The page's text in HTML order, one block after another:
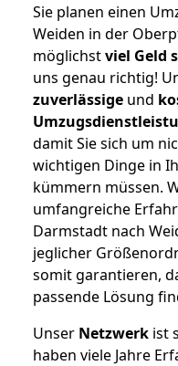
Sie planen einen
Weiden in der
möglichstviel Geld
uns genau richtig!
zuverlässige und
damit Sie sich um
wichtigen Dinge in
kümmern müssen.
umfangreiche
Darmstadt nach
jeglicher
somit garantieren,
passende Lösung
Unser Netzwerk ist
haben viele Jahre